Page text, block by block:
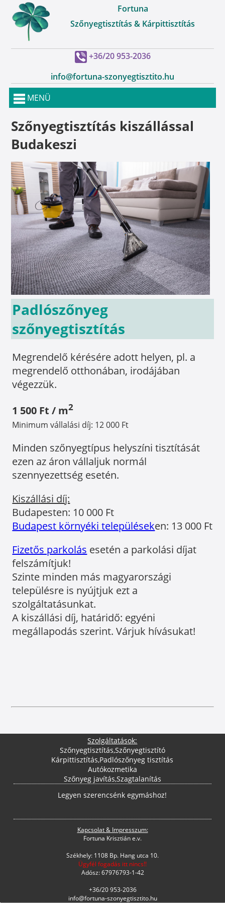
Fortuna
Szőnyegtisztítás & Kárpittisztítás
+36/20 953-2036
info@fortuna-szonyegtisztito.hu
MENÜ
Szőnyegtisztítás kiszállással
Budakeszi
Padlószőnyeg
szőnyegtisztítás
Megrendelő kérésére adott helyen, pl. a
megrendelő otthonában, irodájában
végezzük.
1 500 Ft / m2
Minimum vállalási díj: 12 000 Ft
Minden szőnyegtípus helyszíni tisztítását
ezen az áron vállaljuk normál
szennyezettség esetén.
Kiszállási díj:
Budapesten: 10 000 Ft
Budapest környéki településeken: 13 000 Ft
Fizetős parkolás esetén a parkolási díjat
felszámítjuk!
Szinte minden más magyarországi
településre is nyújtjuk ezt a
szolgáltatásunkat.
A kiszállási díj, határidő: egyéni
megállapodás szerint. Várjuk hívásukat!
Szolgáltatások:
Szőnyegtisztítás,Szőnyegtisztító
Kárpittisztítás,Padlószőnyeg tisztítás
Autókozmetika
Szőnyeg javítás,Szagtalanítás
Legyen szerencsénk egymáshoz!
Kapcsolat & Impresszum:
Fortuna Krisztián e.v.
Székhely: 1108 Bp. Hang utca 10.
Ügyfél fogadás itt nincs!!
Adósz: 67976793-1-42
+36/20 953-2036
info@fortuna-szonyegtisztito.hu